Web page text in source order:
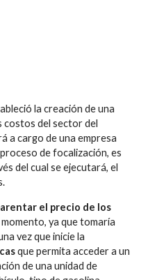
la creación de una
costos del sector del
a cargo de una empresa
de focalización, es
del cual se ejecutará, el
el precio de los
ya que tomaría
vez que inicie la
que permita acceder a un
de una unidad de